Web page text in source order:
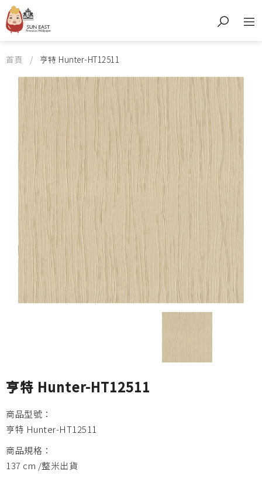
首頁 亨特 Hunter-HT12511
亨特 Hunter-HT12511
商品型號：
亨特 Hunter-HT12511
商品規格：
137 cm /整米出貨